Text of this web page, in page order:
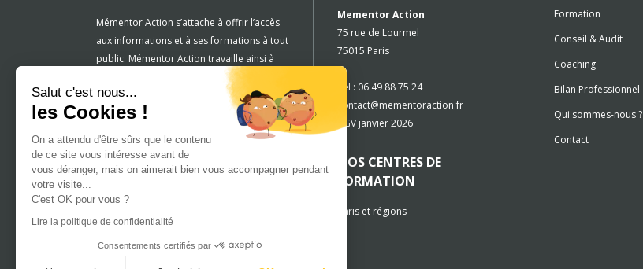
Mémentor Action s’attache à offrir l’accès
aux informations et à ses formations à tout
public. Mémentor Action travaille ainsi à
rendre accessible toute information et
tous les centres de formation aux
personnes en situation de handicap. Cette
réflexion est inscrite dans la culture et la
démarche de l’entreprise.Drissia Touzani
est votre référente handicap.
drissia.touzani@mementoraction.fr
Mementor Action
75 rue de Lourmel
75015 Paris
Tél : 06 49 88 75 24
contact@mementoraction.fr
CGV janvier 2026
NOS CENTRES DE
FORMATION
Paris et régions
Formation
Conseil & Audit
Coaching
Bilan Professionnel
Qui sommes-nous ?
Contact
Salut c'est nous...
les Cookies !
On a attendu d'être sûrs que le contenu
de ce site vous intéresse avant de
vous déranger, mais on aimerait bien vous accompagner pendant
votre visite...
C'est OK pour vous ?
Lire la politique de confidentialité
Consentements certifiés par